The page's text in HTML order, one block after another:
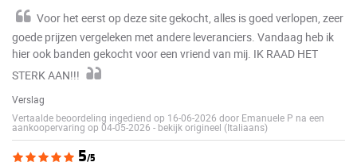
Voor het eerst op deze site gekocht, alles is goed verlopen, zeer
goede prijzen vergeleken met andere leveranciers. Vandaag heb ik
hier ook banden gekocht voor een vriend van mij. IK RAAD HET
STERK AAN!!!
Verslag
Vertaalde beoordeling ingediend op 16-06-2026 door Emanuele P na een
aankoopervaring op 04-05-2026 - bekijk origineel (Italiaans)
5/5